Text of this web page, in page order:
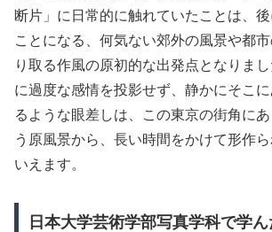
断片」に日常的に触れていたことは、
ことになる、何気ない郊外の風景や都
り取る作風の原初的な出発点となりま
に過度な感情を投影せず、静かにそこ
るような眼差しは、この東京の街角に
う原風景から、長い時間をかけて形作
いえます。
日本大学芸術学部写真学科で学